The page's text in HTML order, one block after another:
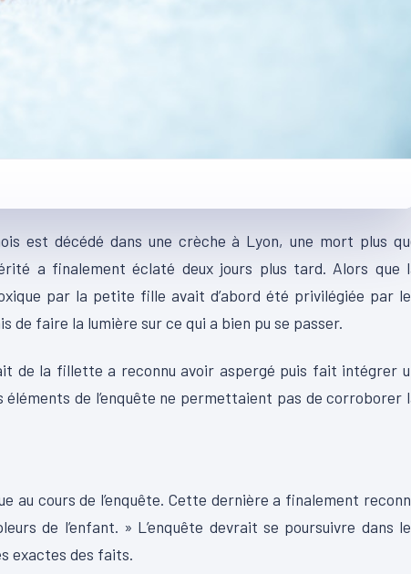
est décédé dans une crèche à Lyon, une mort plus
a finalement éclaté deux jours plus tard. Alors que
par la petite fille avait d’abord été privilégiée par
de faire la lumière sur ce qui a bien pu se passer.
de la fillette a reconnu avoir aspergé puis fait intégrer
éléments de l’enquête ne permettaient pas de corroborer
au cours de l’enquête. Cette dernière a finalement
de l’enfant. » L’enquête devrait se poursuivre dans
exactes des faits.